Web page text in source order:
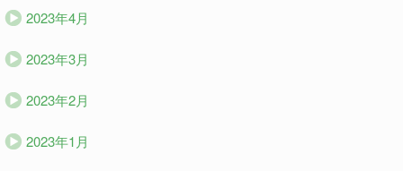
2023年4月
2023年3月
2023年2月
2023年1月